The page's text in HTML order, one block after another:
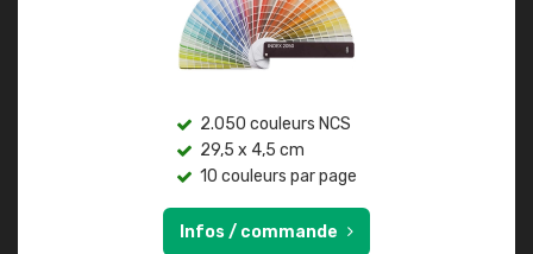
2.050 couleurs NCS
29,5 x 4,5 cm
10 couleurs par page
Infos / commande